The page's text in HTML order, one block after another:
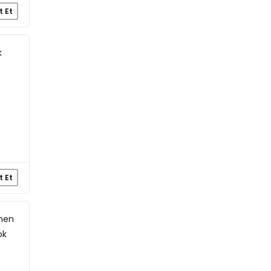
Et
Et